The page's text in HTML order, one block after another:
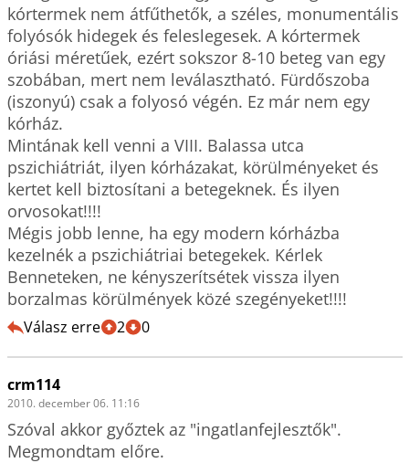
kórtermek nem átfűthetők, a széles, monumentális
folyósók hidegek és feleslegesek. A kórtermek
óriási méretűek, ezért sokszor 8-10 beteg van egy
szobában, mert nem leválasztható. Fürdőszoba
(iszonyú) csak a folyosó végén. Ez már nem egy
kórház.
Mintának kell venni a VIII. Balassa utca
pszichiátriát, ilyen kórházakat, körülményeket és
kertet kell biztosítani a betegeknek. És ilyen
orvosokat!!!!
Mégis jobb lenne, ha egy modern kórházba
kezelnék a pszichiátriai betegekek. Kérlek
Benneteken, ne kényszerítsétek vissza ilyen
borzalmas körülmények közé szegényeket!!!!
Válasz erre 2 0
crm114
2010. december 06. 11:16
Szóval akkor győztek az "ingatlanfejlesztők".
Megmondtam előre.